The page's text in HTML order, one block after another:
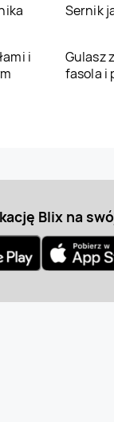
Sernik
i
Gulasz
fasola i
Blix na